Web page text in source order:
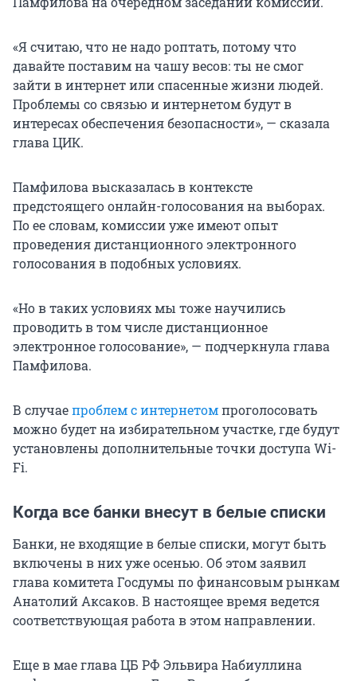
«Я считаю, что не надо роптать, потому что
давайте поставим на чашу весов: ты не смог
зайти в интернет или спасенные жизни людей.
Проблемы со связью и интернетом будут в
интересах обеспечения безопасности», — сказала
глава ЦИК.
Памфилова высказалась в контексте
предстоящего онлайн-голосования на выборах.
По ее словам, комиссии уже имеют опыт
проведения дистанционного электронного
голосования в подобных условиях.
«Но в таких условиях мы тоже научились
проводить в том числе дистанционное
электронное голосование», — подчеркнула глава
Памфилова.
В случаепроблем с интернетомпроголосовать
можно будет на избирательном участке, где будут
установлены дополнительные точки доступа Wi-
Fi.
Когда все банки внесут в белые списки
Банки, не входящие в белые списки, могут быть
включены в них уже осенью. Об этом заявил
глава комитета Госдумы по финансовым рынкам
Анатолий Аксаков. В настоящее время ведется
соответствующая работа в этом направлении.
Еще в мае глава ЦБ РФ Эльвира Набиуллина